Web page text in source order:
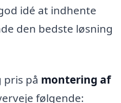
idé at indhente
den bedste løsning
pris på montering af
følgende: